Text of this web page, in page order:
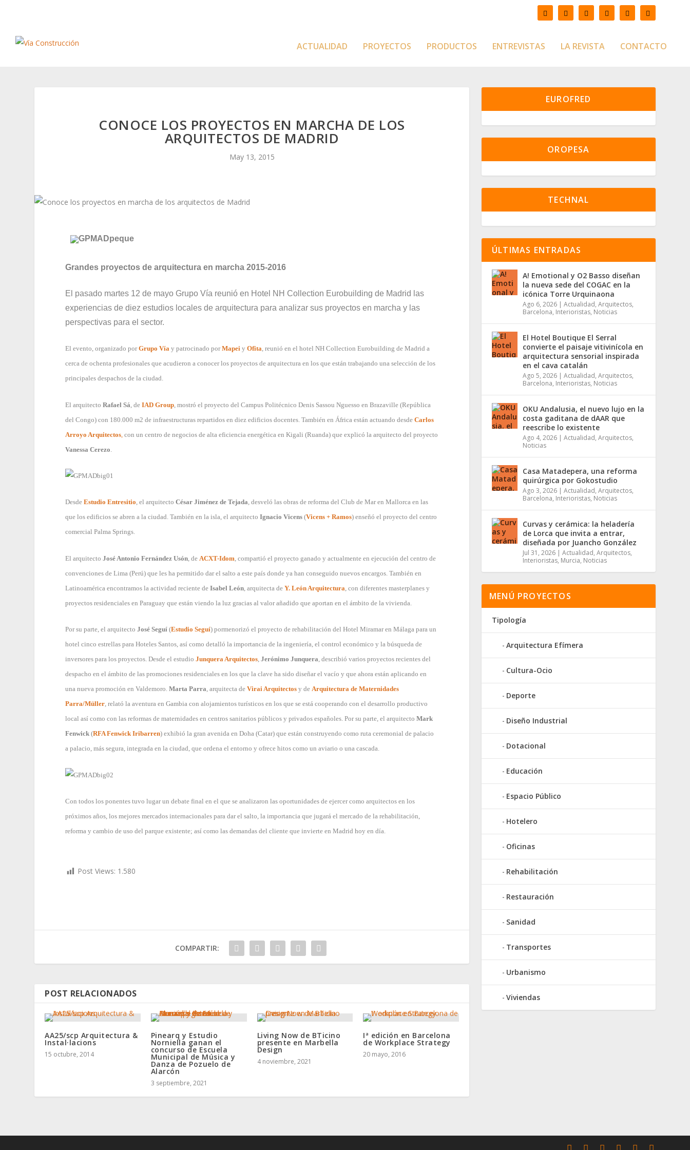
ACTUALIDAD PROYECTOS PRODUCTOS ENTREVISTAS LA REVISTA CONTACTO
CONOCE LOS PROYECTOS EN MARCHA DE LOS
ARQUITECTOS DE MADRID
May 13, 2015
Grandes proyectos de arquitectura en marcha 2015-2016
El pasado martes 12 de mayo Grupo Vía reunió en Hotel NH Collection Eurobuilding de Madrid las
experiencias de diez estudios locales de arquitectura para analizar sus proyectos en marcha y las
perspectivas para el sector.
El evento, organizado porGrupo Vía y patrocinado porMapei y Ofita, reunió en el hotel NH Collection Eurobuilding de Madrid a
cerca de ochenta profesionales que acudieron a conocer los proyectos de arquitectura en los que están trabajando una selección de los
principales despachos de la ciudad.
El arquitectoRafael Sá , deIAD Group , mostró el proyecto del Campus Politécnico Denis Sassou Nguesso en Brazaville (República
del Congo) con 180.000 m2 de infraestructuras repartidos en diez edificios docentes. También en África están actuando desdeCarlos
Arroyo Arquitectos con un centro de negocios de alta eficiencia energética en Kigali (Ruanda) que explicó la arquitecto del proyecto
Vanessa Cerezo
DesdeEstudio Entresitio, el arquitectoCésar Jiménez de Tejada, desveló las obras de reforma del Club de Mar en Mallorca en las
que los edificios se abren a la ciudad. También en la isla, el arquitectoIgnacio Vicens (Vicens + Ramos) enseñó el proyecto del centro
comercial Palma Springs.
El arquitectoJosé Antonio Fernández Usón , de ACXT-Idom , compartió el proyecto ganado y actualmente en ejecución del centro de
convenciones de Lima (Perú) que les ha permitido dar el salto a este país donde ya han conseguido nuevos encargos. También en
Latinoamérica encontramos la actividad reciente deIsabel León , arquitecta deY. León Arquitectura , con diferentes masterplanes y
proyectos residenciales en Paraguay que están viendo la luz gracias al valor añadido que aportan en el ámbito de la vivienda.
Por su parte, el arquitectoJosé Seguí (Estudio Seguí) pormenorizó el proyecto de rehabilitación del Hotel Miramar en Málaga para un
hotel cinco estrellas para Hoteles Santos, así como detalló la importancia de la ingeniería, el control económico y la búsqueda de
inversores para los proyectos. Desde el estudioJunquera Arquitectos,Jerónimo Junquera, describió varios proyectos recientes del
despacho en el ámbito de las promociones residenciales en los que la clave ha sido diseñar el vacío y que ahora están aplicando en
una nueva promoción en Valdemoro.Marta Parra, arquitecta deVirai Arquitectos y deArquitectura de Maternidades
Parra/Müller, relató la aventura en Gambia con alojamientos turísticos en los que se está cooperando con el desarrollo productivo
local así como con las reformas de maternidades en centros sanitarios públicos y privados españoles. Por su parte, el arquitectoMark
Fenwick (RFA Fenwick Iribarren) exhibió la gran avenida en Doha (Catar) que están construyendo como ruta ceremonial de palacio
a palacio, más segura, integrada en la ciudad, que ordena el entorno y ofrece hitos como un aviario o una cascada.
Con todos los ponentes tuvo lugar un debate final en el que se analizaron las oportunidades de ejercer como arquitectos en los
próximos años, los mejores mercados internacionales para dar el salto, la importancia que jugará el mercado de la rehabilitación,
reforma y cambio de uso del parque existente; así como las demandas del cliente que invierte en Madrid hoy en día.
Post Views: 1.580
COMPARTIR:
POST RELACIONADOS
AA25/scp Arquitectura &
Instal·lacions
15 octubre, 2014
Pinearq y Estudio
Norniella ganan el
concurso de Escuela
Municipal de Música y
Danza de Pozuelo de
Alarcón
3 septiembre, 2021
Living Now de BTicino
presente en Marbella
Design
4 noviembre, 2021
Iª edición en Barcelona
de Workplace Strategy
20 mayo, 2016
EUROFRED
OROPESA
TECHNAL
ÚLTIMAS ENTRADAS
A! Emotional y O2 Basso diseñan
la nueva sede del COGAC en la
icónica Torre Urquinaona
Ago 6, 2026 | Actualidad, Arquitectos,
Barcelona, Interioristas, Noticias
El Hotel Boutique El Serral
convierte el paisaje vitivinícola en
arquitectura sensorial inspirada
en el cava catalán
Ago 5, 2026 | Actualidad, Arquitectos,
Barcelona, Interioristas, Noticias
OKU Andalusia, el nuevo lujo en la
costa gaditana de dAAR que
reescribe lo existente
Ago 4, 2026 | Actualidad, Arquitectos,
Noticias
Casa Matadepera, una reforma
quirúrgica por Gokostudio
Ago 3, 2026 | Actualidad, Arquitectos,
Barcelona, Interioristas, Noticias
Curvas y cerámica: la heladería
de Lorca que invita a entrar,
diseñada por Juancho González
Jul 31, 2026 | Actualidad, Arquitectos,
Interioristas, Murcia, Noticias
MENÚ PROYECTOS
Tipología
Arquitectura Efímera
Cultura-Ocio
Deporte
Diseño Industrial
Dotacional
Educación
Espacio Público
Hotelero
Oficinas
Rehabilitación
Restauración
Sanidad
Transportes
Urbanismo
Viviendas